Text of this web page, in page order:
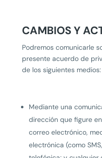
CAMBIOS Y
Podremos comunicarle
presente acuerdo de
de los siguientes medios:
Mediante una
dirección que figure
correo electrónico,
electrónica (como